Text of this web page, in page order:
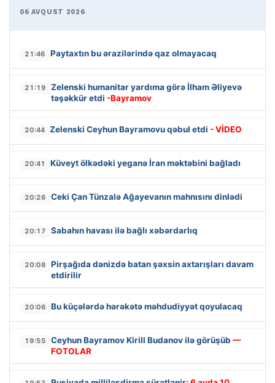
06 AVQUST 2026
21:46 Paytaxtın bu ərazilərində qaz olmayacaq
21:19
Zelenski humanitar yardıma görə İlham Əliyevə
təşəkkür etdi -Bayramov
20:44 Zelenski Ceyhun Bayramovu qəbul etdi - VİDEO
20:41 Küveyt ölkədəki yeganə İran məktəbini bağladı
20:26 Ceki Çan Tünzalə Ağayevanın mahnısını dinlədi
20:17 Sabahın havası ilə bağlı xəbərdarlıq
20:08
Pirşağıda dənizdə batan şəxsin axtarışları davam
etdirilir
20:06 Bu küçələrdə hərəkətə məhdudiyyət qoyulacaq
19:55 Ceyhun Bayramov Kirill Budanov ilə görüşüb —
FOTOLAR